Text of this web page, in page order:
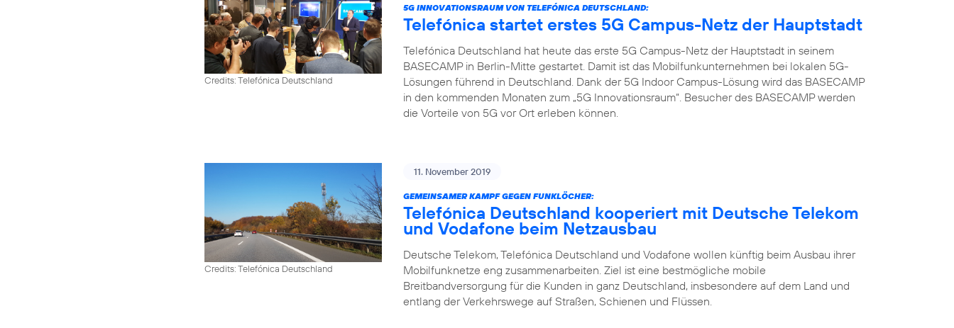
Credits: Telefónica Deutschland
5G INNOVATIONSRAUM VON TELEFÓNICA DEUTSCHLAND:
Telefónica startet erstes 5G Campus-Netz der Hauptstadt
Telefónica Deutschland hat heute das erste 5G Campus-Netz der Hauptstadt in seinem
BASECAMP in Berlin-Mitte gestartet. Damit ist das Mobilfunkunternehmen bei lokalen 5G-
Lösungen führend in Deutschland. Dank der 5G Indoor Campus-Lösung wird das BASECAMP
in den kommenden Monaten zum „5G Innovationsraum“. Besucher des BASECAMP werden
die Vorteile von 5G vor Ort erleben können.
Credits: Telefónica Deutschland
11. November 2019
GEMEINSAMER KAMPF GEGEN FUNKLÖCHER:
Telefónica Deutschland kooperiert mit Deutsche Telekom
und Vodafone beim Netzausbau
Deutsche Telekom, Telefónica Deutschland und Vodafone wollen künftig beim Ausbau ihrer
Mobilfunknetze eng zusammenarbeiten. Ziel ist eine bestmögliche mobile
Breitbandversorgung für die Kunden in ganz Deutschland, insbesondere auf dem Land und
entlang der Verkehrswege auf Straßen, Schienen und Flüssen.